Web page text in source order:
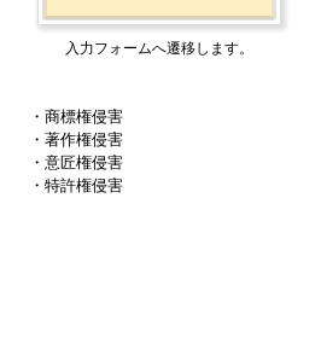
入力フォームへ遷移します。
・商標権侵害
・著作権侵害
・意匠権侵害
・特許権侵害